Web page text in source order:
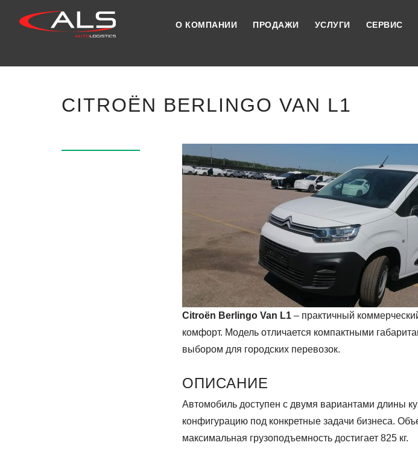
О КОМПАНИИ ПРОДАЖИ УСЛУГИ СЕРВИС
CITROËN BERLINGO VAN L1
Citroën Berlingo Van L1 – практичный
комфорт. Модель отличается компактными
выбором для городских перевозок.
ОПИСАНИЕ
Автомобиль доступен с двумя вариантами длины
конфигурацию под конкретные задачи бизнеса.
максимальная грузоподъемность достигает 825 кг.